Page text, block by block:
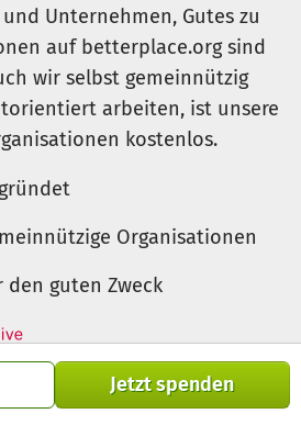
Jetzt spenden
Unternehmen, Gutes zu
auf betterplace.org sind
wir selbst gemeinnützig
arbeiten, ist unsere
kostenlos.
Organisationen
den guten Zweck